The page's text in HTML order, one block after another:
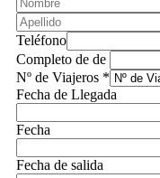
Teléfono
Completo de de
Nº de Viajeros *
Fecha de Llegada
Fecha
Fecha de salida